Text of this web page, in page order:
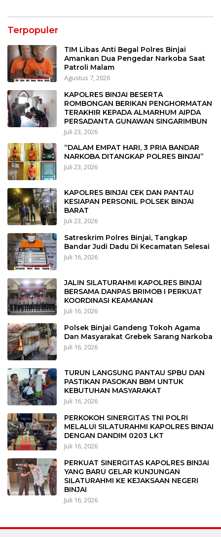
Terpopuler
TIM Libas Anti Begal Polres Binjai
Amankan Dua Pengedar Narkoba Saat
Patroli Malam
Agustus 7, 2026
KAPOLRES BINJAI BESERTA
ROMBONGAN BERIKAN PENGHORMATAN
TERAKHIR KEPADA ALMARHUM AIPDA
PERSADANTA GUNAWAN SINGARIMBUN
Juli 23, 2026
“DALAM EMPAT HARI, 3 PRIA BANDAR
NARKOBA DITANGKAP POLRES BINJAI”
Juli 23, 2026
KAPOLRES BINJAI CEK DAN PANTAU
KESIAPAN PERSONIL POLSEK BINJAI
BARAT
Juli 23, 2026
Satreskrim Polres Binjai, Tangkap
Bandar Judi Dadu Di Kecamatan Selesai
Juli 16, 2026
JALIN SILATURAHMI KAPOLRES BINJAI
BERSAMA DANPAS BRIMOB I PERKUAT
KOORDINASI KEAMANAN
Juli 16, 2026
Polsek Binjai Gandeng Tokoh Agama
Dan Masyarakat Grebek Sarang Narkoba
Juli 16, 2026
TURUN LANGSUNG PANTAU SPBU DAN
PASTIKAN PASOKAN BBM UNTUK
KEBUTUHAN MASYARAKAT
Juli 16, 2026
PERKOKOH SINERGITAS TNI POLRI
MELALUI SILATURAHMI KAPOLRES BINJAI
DENGAN DANDIM 0203 LKT
Juli 16, 2026
PERKUAT SINERGITAS KAPOLRES BINJAI
YANG BARU GELAR KUNJUNGAN
SILATURAHMI KE KEJAKSAAN NEGERI
BINJAI
Juli 16, 2026